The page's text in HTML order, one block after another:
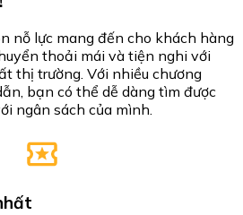
nỗ lực mang đến cho khách hàng
thoải mái và tiện nghi với
thị trường. Với nhiều chương
bạn có thể dễ dàng tìm được
ngân sách của mình.